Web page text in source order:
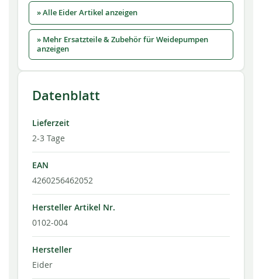
» Alle Eider Artikel anzeigen
» Mehr Ersatzteile & Zubehör für Weidepumpen
anzeigen
Datenblatt
Lieferzeit
2-3 Tage
EAN
4260256462052
Hersteller Artikel Nr.
0102-004
Hersteller
Eider